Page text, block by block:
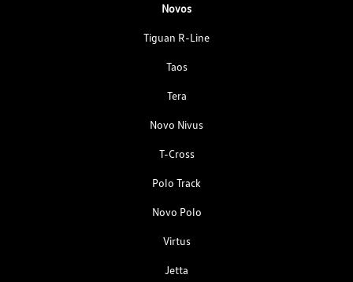
Novos
Tiguan R-Line
Taos
Tera
Novo Nivus
T-Cross
Polo Track
Novo Polo
Virtus
Jetta